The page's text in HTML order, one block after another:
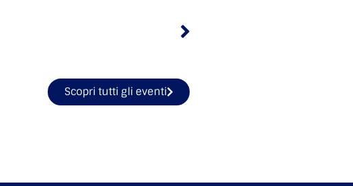
Scopri tutti gli eventi